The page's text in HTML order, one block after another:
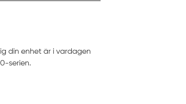
din enhet är i vardagen
serien.